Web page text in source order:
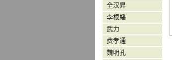
全汉昇
李根蟠
武力
费孝通
魏明孔